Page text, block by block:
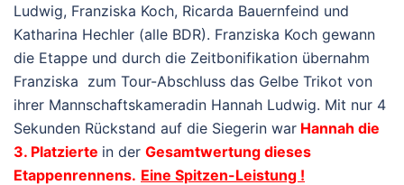
Ludwig, Franziska Koch, Ricarda Bauernfeind und
Katharina Hechler (alle BDR). Franziska Koch gewann
die Etappe und durch die Zeitbonifikation übernahm
Franziska zum Tour-Abschluss das Gelbe Trikot von
ihrer Mannschaftskameradin Hannah Ludwig. Mit nur 4
Sekunden Rückstand auf die Siegerin war Hannah die
3. Platzierte in der Gesamtwertung dieses
Etappenrennens. Eine Spitzen-Leistung !